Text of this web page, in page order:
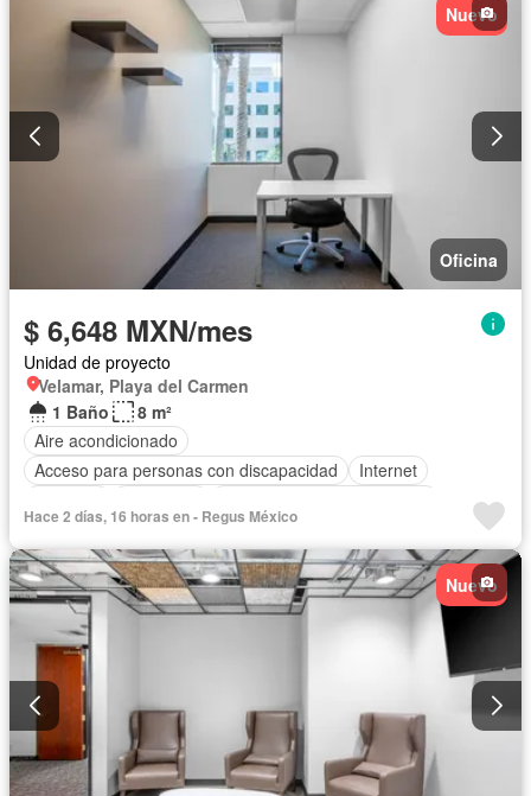
Nuevo
Oficina
$ 6,648 MXN/mes
Unidad de proyecto
Velamar, Playa del Carmen
1 Baño
8 m²
Aire acondicionado
Acceso para personas con discapacidad
Internet
Hace 2 días, 16 horas en - Regus México
Nuevo